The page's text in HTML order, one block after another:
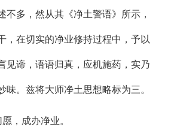
多，然从其《净土警语》所示，
，在切实的净业修持过程中，予以
见谛，语语归真，应机施药，实乃
味。兹将大师净土思想略标为三。
成办净业。